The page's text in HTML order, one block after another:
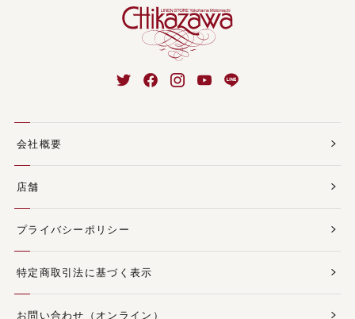
会社概要
店舗
プライバシーポリシー
特定商取引法に基づく表示
お問い合わせ（オンライン）